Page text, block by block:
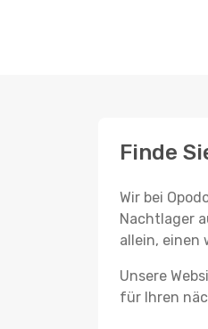
Finde
Wir bei
Nachtlager
allein, einen
Unsere
für Ihren